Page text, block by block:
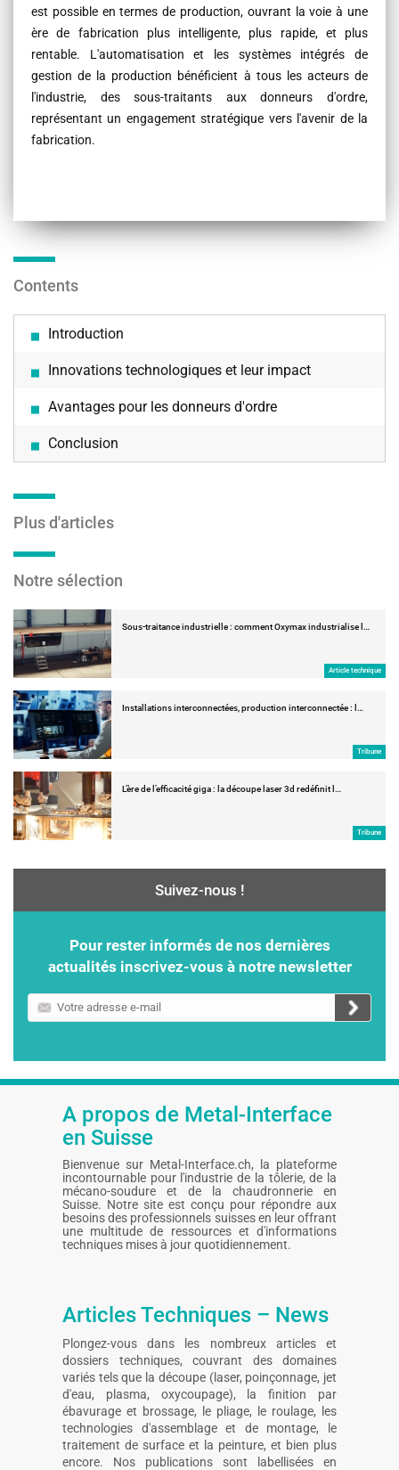
est possible en termes de production, ouvrant la voie à une
ère de fabrication plus intelligente, plus rapide, et plus
rentable. L'automatisation et les systèmes intégrés de
gestion de la production bénéficient à tous les acteurs de
l'industrie, des sous-traitants aux donneurs d'ordre,
représentant un engagement stratégique vers l'avenir de la
fabrication.
Contents
Introduction
Innovations technologiques et leur impact
Avantages pour les donneurs d'ordre
Conclusion
Plus d'articles
Notre sélection
Sous-traitance industrielle : comment Oxymax industrialise l…
Article technique
Installations interconnectées, production interconnectée : l…
Tribune
L’ère de l’efficacité giga : la découpe laser 3d redéfinit l…
Tribune
Suivez-nous !
Pour rester informés de nos dernières
actualités inscrivez-vous à notre newsletter
Votre
adresse
A propos de Metal-Interface
en Suisse
Bienvenue sur Metal-Interface.ch, la plateforme
incontournable pour l'industrie de la tôlerie, de la
mécano-soudure et de la chaudronnerie en
Suisse. Notre site est conçu pour répondre aux
besoins des professionnels suisses en leur offrant
une multitude de ressources et d'informations
techniques mises à jour quotidiennement.
Articles Techniques – News
Plongez-vous dans les nombreux articles et
dossiers techniques, couvrant des domaines
variés tels que la découpe (laser, poinçonnage, jet
d'eau, plasma, oxycoupage), la finition par
ébavurage et brossage, le pliage, le roulage, les
technologies d'assemblage et de montage, le
traitement de surface et la peinture, et bien plus
encore. Nos publications sont labellisées en